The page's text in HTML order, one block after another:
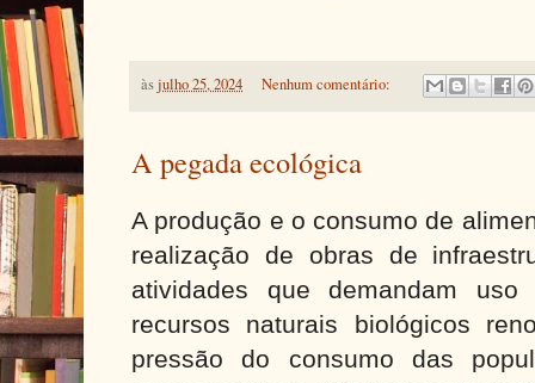
àsjulho 25, 2024 Nenhum comentário:
A pegada ecológica
A produção e o consumo de
realização de obras de
atividades que demandam
recursos naturais biológicos
pressão do consumo das